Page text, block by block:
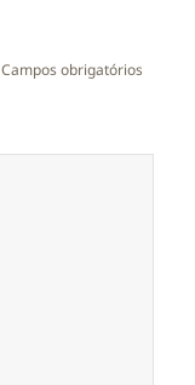
Campos obrigatórios